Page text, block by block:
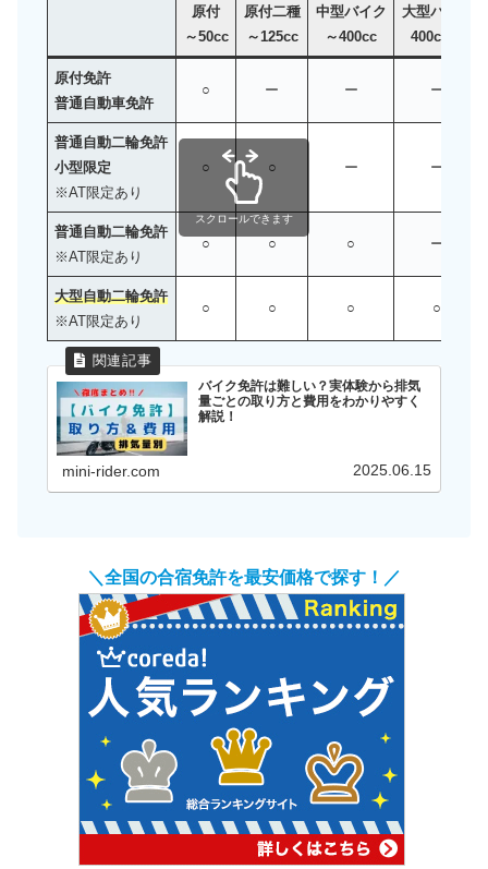
原付
～50cc
原付二種
～125cc
中型バイク
～400cc
大型バイク
400cc超
原付免許
普通自動車免許
○ ー ー ー
普通自動二輪免許
小型限定
※AT限定あり
○ ○ ー ー
普通自動二輪免許
※AT限定あり
○ ○ ○ ー
大型自動二輪免許
※AT限定あり
○ ○ ○ ○
スクロールできます
バイク免許は難しい？実体験から排気
量ごとの取り方と費用をわかりやすく
解説！
mini-rider.com 2025.06.15
＼全国の合宿免許を最安価格で探す！／